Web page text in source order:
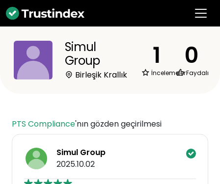
Simul
Group
Birleşik Krallık
1
İncelemeler
0
Faydalı
PTS Compliance'nın gözden geçirilmesi
Simul Group
2025.10.02